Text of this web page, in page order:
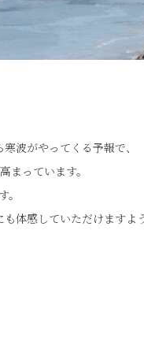
波がやってくる予報で、
まっています。
体感していただけますよ